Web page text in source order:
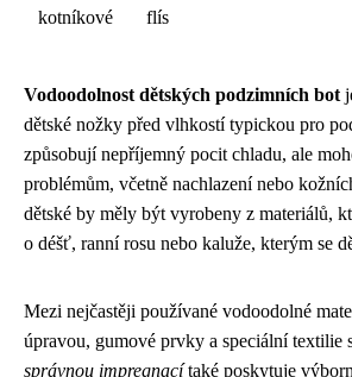
kotníkové
flís
Vodoodolnost dětských podzimních bot
dětské nožky před vlhkostí typickou pro
způsobují nepříjemný pocit chladu, ale
problémům, včetně nachlazení nebo
dětské by měly být vyrobeny z materiálů,
o déšť, ranní rosu nebo kaluže, kterým se
Mezi nejčastěji používané vodoodolné
úpravou, gumové prvky a speciální textilie
správnou impregnacítaké poskytuje